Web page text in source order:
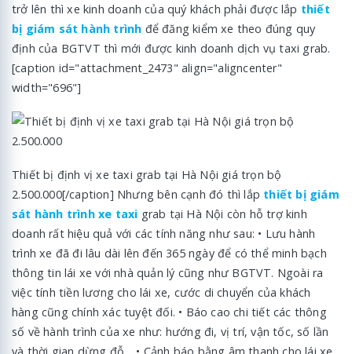
trở lên thì xe kinh doanh của quý khách phải được lắp thiết
bị giám sát hành trình để đăng kiểm xe theo đúng quy
định của BGTVT thì mới được kinh doanh dịch vụ taxi grab.
[caption id="attachment_2473" align="aligncenter"
width="696"]
Thiết bị định vị xe taxi grab tại Hà Nội giá trọn bộ
2.500.000[/caption] Nhưng bên cạnh đó thì lắp thiết bị giám
sát hành trình xe taxi grab tại Hà Nội còn hỗ trợ kinh
doanh rất hiệu quả với các tính năng như sau: • Lưu hành
trình xe đã đi lâu dài lên đến 365 ngày để có thể minh bạch
thông tin lái xe với nhà quản lý cũng như BGTVT. Ngoài ra
việc tính tiền lương cho lái xe, cước di chuyển của khách
hàng cũng chính xác tuyệt đối. • Báo cao chi tiết các thông
số về hành trình của xe như: hướng đi, vị trí, vận tốc, số lần